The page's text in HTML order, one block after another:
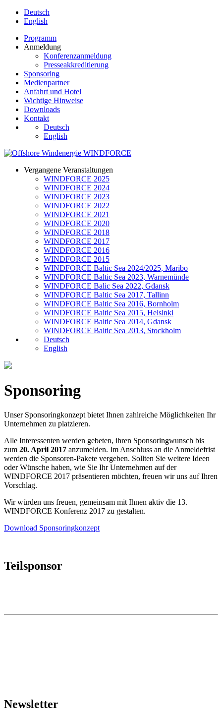
Deutsch
English
Programm
Anmeldung
Konferenzanmeldung
Presseakkreditierung
Sponsoring
Medienpartner
Anfahrt und Hotel
Wichtige Hinweise
Downloads
Kontakt
Deutsch
English
Vergangene Veranstaltungen
WINDFORCE 2025
WINDFORCE 2024
WINDFORCE 2023
WINDFORCE 2022
WINDFORCE 2021
WINDFORCE 2020
WINDFORCE 2018
WINDFORCE 2017
WINDFORCE 2016
WINDFORCE 2015
WINDFORCE Baltic Sea 2024/2025, Maribo
WINDFORCE Baltic Sea 2023, Warnemünde
WINDFORCE Balic Sea 2022, Gdansk
WINDFORCE Baltic Sea 2017, Tallinn
WINDFORCE Baltic Sea 2016, Bornholm
WINDFORCE Baltic Sea 2015, Helsinki
WINDFORCE Baltic Sea 2014, Gdansk
WINDFORCE Baltic Sea 2013, Stockholm
Deutsch
English
Sponsoring
Unser Sponsoringkonzept bietet Ihnen zahlreiche Möglichkeiten Ihr
Unternehmen zu platzieren.
Alle Interessenten werden gebeten, ihren Sponsoringwunsch bis
zum 20. April 2017 anzumelden. Im Anschluss an die Anmeldefrist
werden die Sponsoren-Pakete vergeben. Sollten Sie weitere Ideen
oder Wünsche haben, wie Sie Ihr Unternehmen auf der
WINDFORCE 2017 präsentieren möchten, freuen wir uns auf Ihren
Vorschlag.
Wir würden uns freuen, gemeinsam mit Ihnen aktiv die 13.
WINDFORCE Konferenz 2017 zu gestalten.
Download Sponsoringkonzept
Teilsponsor
Newsletter